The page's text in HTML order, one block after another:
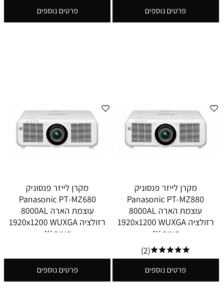
פרטים נוספים פרטים נוספים
מקרן לייזר פנסוניק
Panasonic PT-MZ880
עוצמת הארה 8000AL
רזולציה 1920x1200 WUXGA
תומך 4K
(2)
פרטים נוספים
מקרן לייזר פנסוניק
Panasonic PT-MZ680
עוצמת הארה 8000AL
רזולציה 1920x1200 WUXGA
תומך 4K
פרטים נוספים